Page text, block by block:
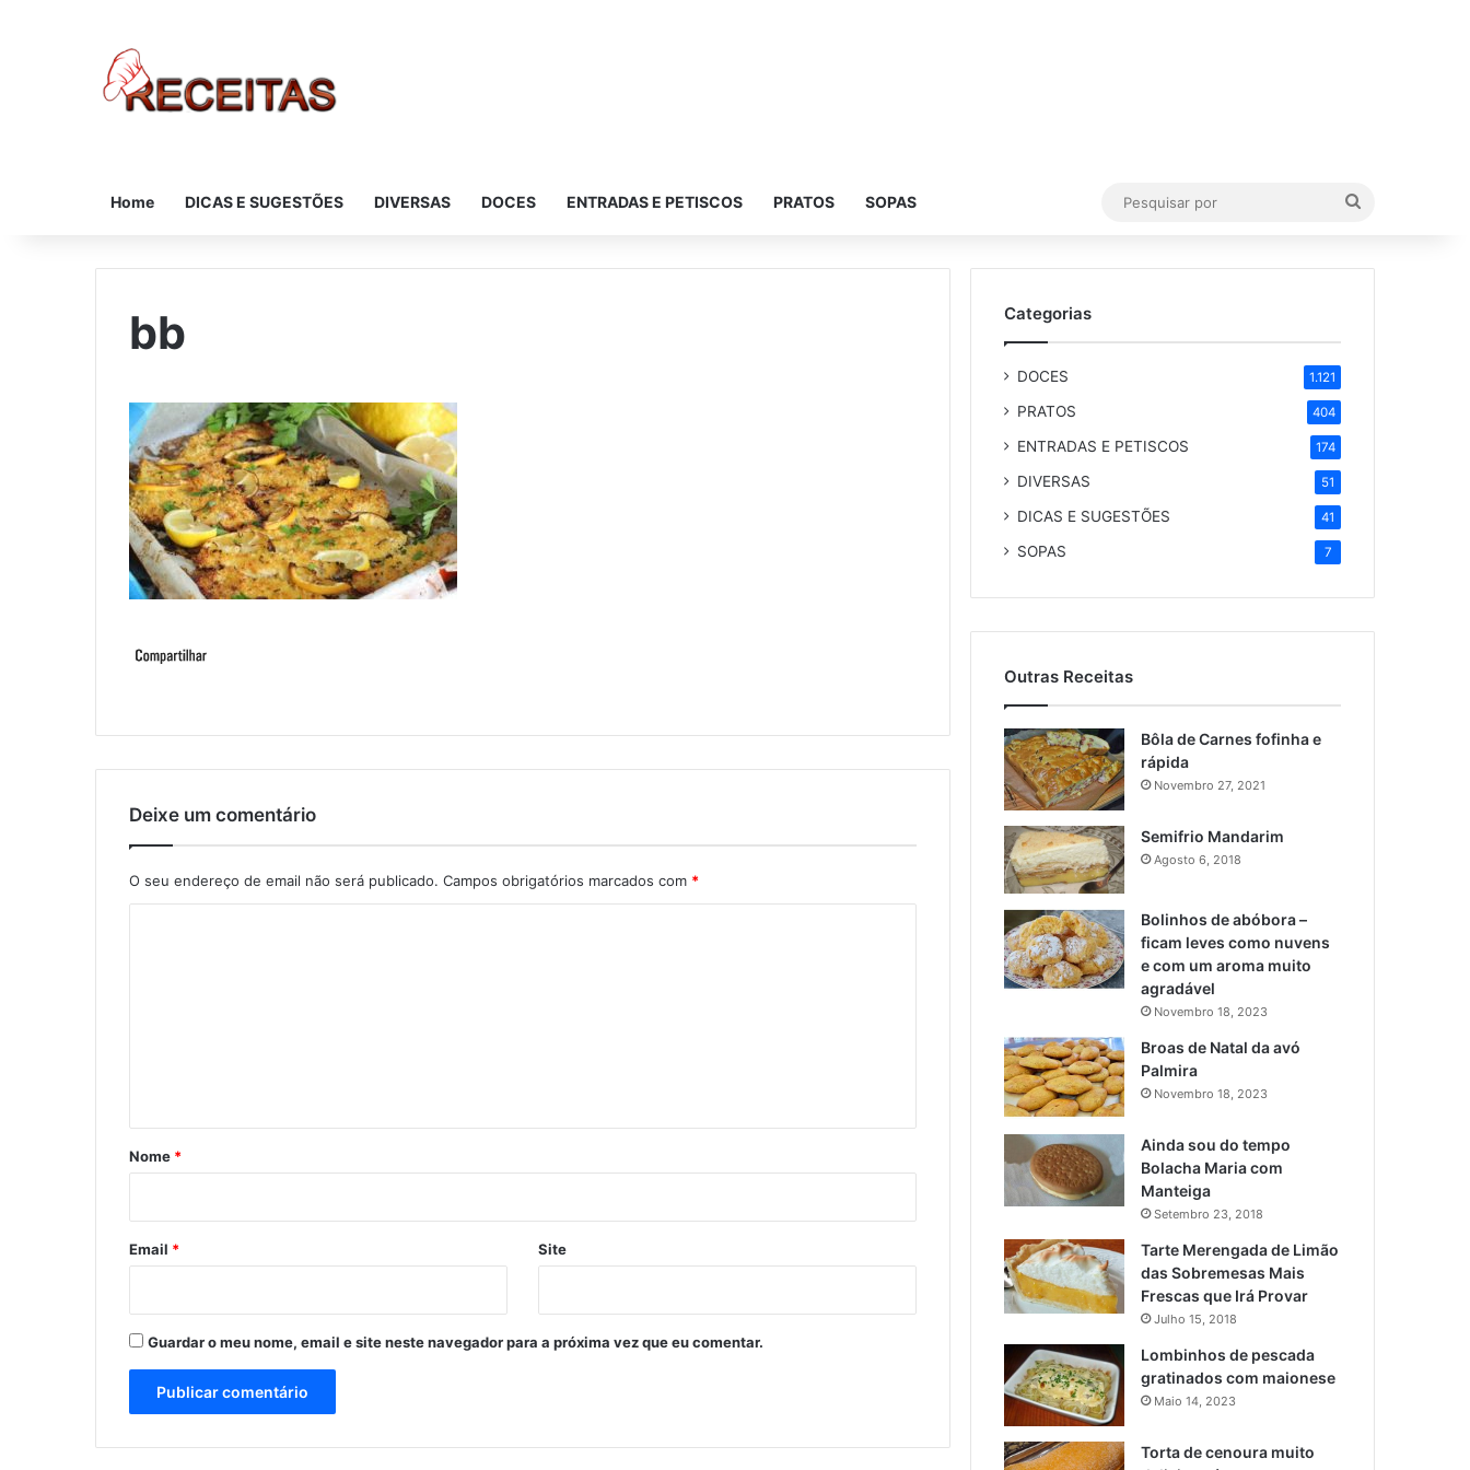
Home DICAS E SUGESTÕES DIVERSAS DOCES ENTRADAS E PETISCOS PRATOS SOPAS
bb
Deixe um comentário
O seu endereço de email não será publicado. Campos obrigatórios marcados com *
r
*
Nome *
Email * Site
Guardar o meu nome, email e site neste navegador para a próxima vez que eu comentar.
Categorias
DOCES 1.121
PRATOS 404
ENTRADAS E PETISCOS 174
DIVERSAS 51
DICAS E SUGESTÕES 41
SOPAS 7
Outras Receitas
Bôla de Carnes fofinha e
rápida
Novembro 27, 2021
Semifrio Mandarim
Agosto 6, 2018
Bolinhos de abóbora –
ficam leves como nuvens
e com um aroma muito
agradável
Novembro 18, 2023
Broas de Natal da avó
Palmira
Novembro 18, 2023
Ainda sou do tempo
Bolacha Maria com
Manteiga
Setembro 23, 2018
Tarte Merengada de Limão
das Sobremesas Mais
Frescas que Irá Provar
Julho 15, 2018
Lombinhos de pescada
gratinados com maionese
Maio 14, 2023
Torta de cenoura muito